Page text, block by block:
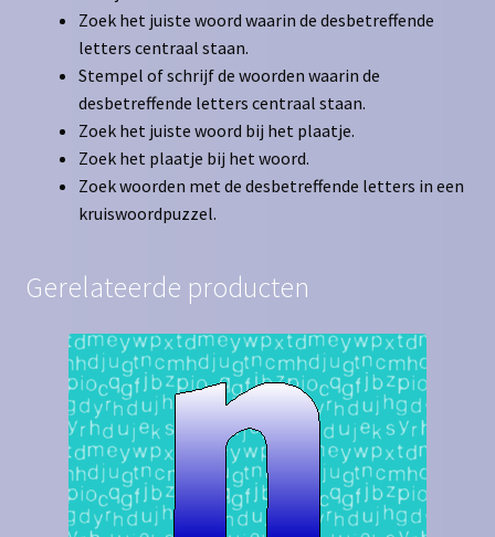
Zoek het juiste woord waarin de desbetreffende
letters centraal staan.
Stempel of schrijf de woorden waarin de
desbetreffende letters centraal staan.
Zoek het juiste woord bij het plaatje.
Zoek het plaatje bij het woord.
Zoek woorden met de desbetreffende letters in een
kruiswoordpuzzel.
Gerelateerde producten